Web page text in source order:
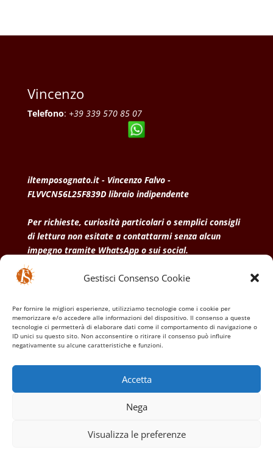
Gestisci Consenso Cookie
Per fornire le migliori esperienze, utilizziamo tecnologie come i cookie per
memorizzare e/o accedere alle informazioni del dispositivo. Il consenso a queste
tecnologie ci permetterà di elaborare dati come il comportamento di navigazione o
ID unici su questo sito. Non acconsentire o ritirare il consenso può influire
negativamente su alcune caratteristiche e funzioni.
Accetta
Nega
Visualizza le preferenze
Vincenzo
Telefono: +39 339 570 85 07
iltemposognato.it - Vincenzo Falvo -
FLVVCN56L25F839D libraio indipendente
Per richieste, curiosità particolari o semplici consigli
di lettura non esitate a contattarmi senza alcun
impegno tramite WhatsApp o sui social.